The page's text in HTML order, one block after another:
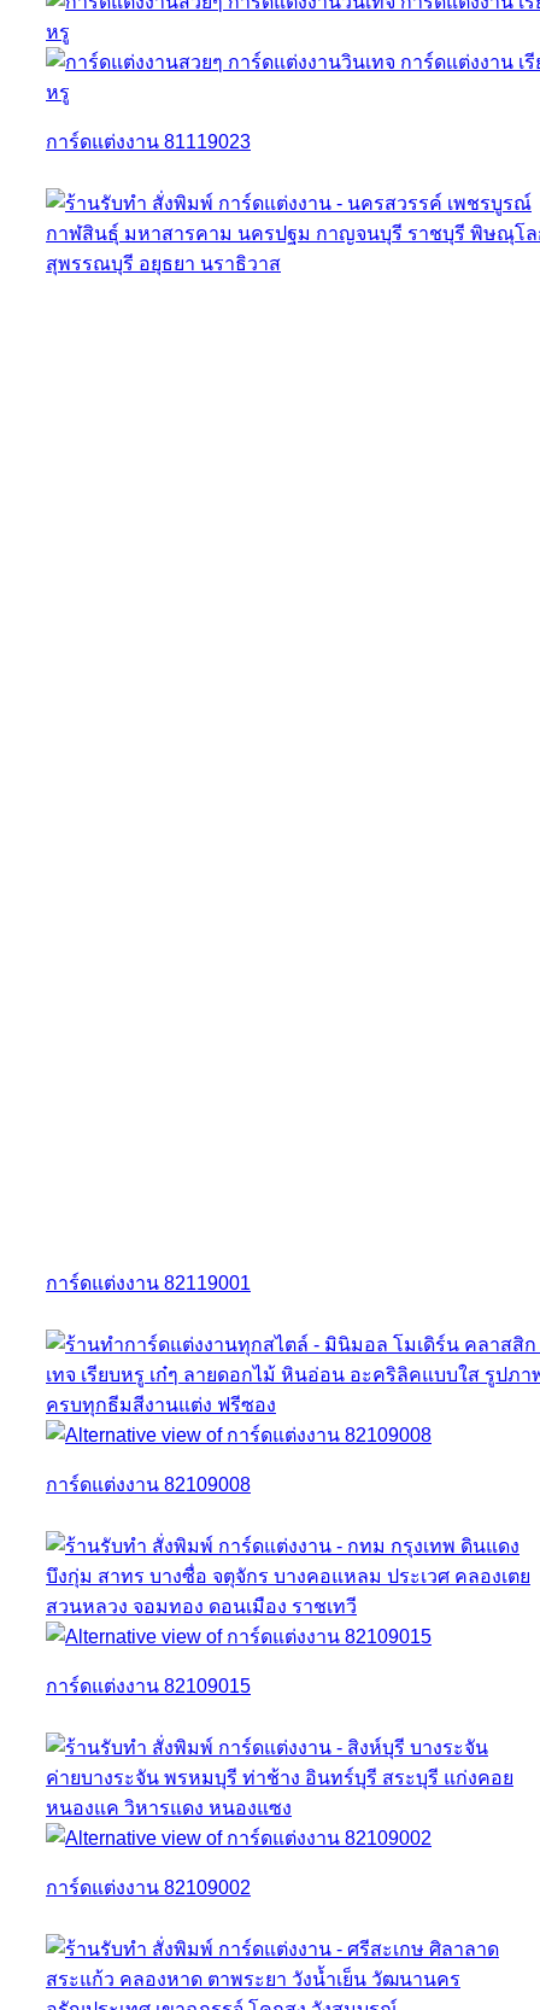
การ์ดแต่งงาน 81119023
การ์ดแต่งงาน 82119001
การ์ดแต่งงาน 82109008
การ์ดแต่งงาน 82109015
การ์ดแต่งงาน 82109002